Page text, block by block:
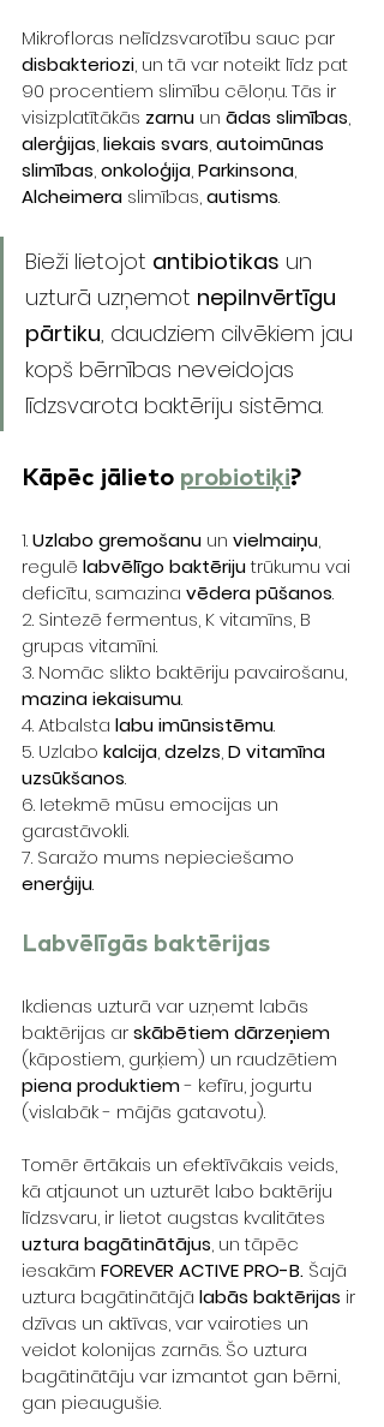
Mikrofloras nelīdzsvarotību sauc par
disbakteriozi, un tā var noteikt līdz pat
90 procentiem slimību cēloņu. Tās ir
visizplatītākās zarnu un ādas slimības,
alerģijas, liekais svars, autoimūnas
slimības, onkoloģija, Parkinsona,
Alcheimera slimības, autisms.
Bieži lietojot antibiotikas un
uzturā uzņemot nepilnvērtīgu
pārtiku, daudziem cilvēkiem jau
kopš bērnības neveidojas
līdzsvarota baktēriju sistēma.
Kāpēc jālieto probiotiķi?
1. Uzlabo gremošanu un vielmaiņu,
regulē labvēlīgo baktēriju trūkumu vai
deficītu, samazina vēdera pūšanos.
2. Sintezē fermentus, K vitamīns, B
grupas vitamīni.
3. Nomāc slikto baktēriju pavairošanu,
mazina iekaisumu.
4. Atbalsta labu imūnsistēmu.
5. Uzlabo kalcija, dzelzs, D vitamīna
uzsūkšanos.
6. Ietekmē mūsu emocijas un
garastāvokli.
7. Saražo mums nepieciešamo
enerģiju.
Labvēlīgās baktērijas
Ikdienas uzturā var uzņemt labās
baktērijas ar skābētiem dārzeņiem
(kāpostiem, gurķiem) un raudzētiem
piena produktiem - kefīru, jogurtu
(vislabāk - mājās gatavotu).
Tomēr ērtākais un efektīvākais veids,
kā atjaunot un uzturēt labo baktēriju
līdzsvaru, ir lietot augstas kvalitātes
uztura bagātinātājus, un tāpēc
iesakām FOREVER ACTIVE PRO-B. Šajā
uztura bagātinātājā labās baktērijas ir
dzīvas un aktīvas, var vairoties un
veidot kolonijas zarnās. Šo uztura
bagātinātāju var izmantot gan bērni,
gan pieaugušie.